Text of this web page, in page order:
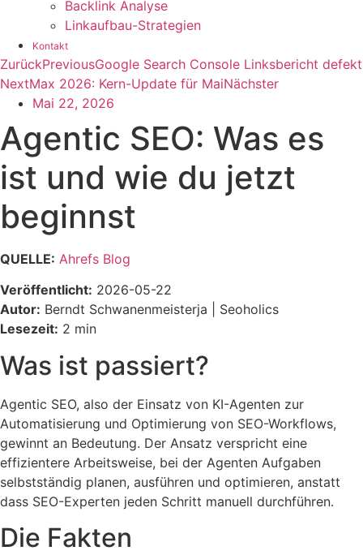
Backlink Analyse
Linkaufbau-Strategien
Kontakt
ZurückPreviousGoogle Search Console Linksbericht defekt
NextMax 2026: Kern-Update für MaiNächster
Mai 22, 2026
Agentic SEO: Was es
ist und wie du jetzt
beginnst
QUELLE: Ahrefs Blog
Veröffentlicht: 2026-05-22
Autor: Berndt Schwanenmeisterja | Seoholics
Lesezeit: 2 min
Was ist passiert?
Agentic SEO, also der Einsatz von KI-Agenten zur
Automatisierung und Optimierung von SEO-Workflows,
gewinnt an Bedeutung. Der Ansatz verspricht eine
effizientere Arbeitsweise, bei der Agenten Aufgaben
selbstständig planen, ausführen und optimieren, anstatt
dass SEO-Experten jeden Schritt manuell durchführen.
Die Fakten